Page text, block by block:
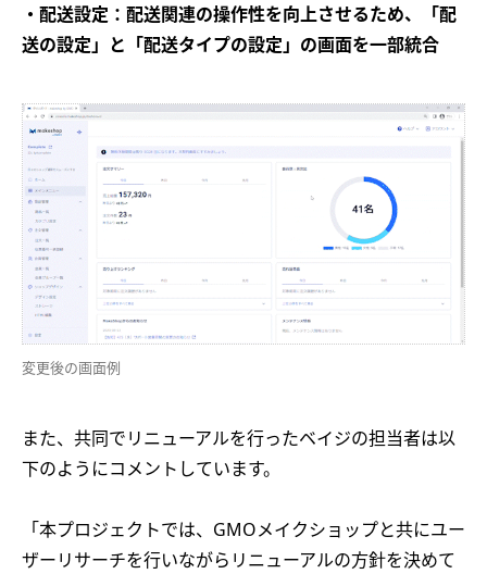
・配送設定：配送関連の操作性を向上させるため、「配
送の設定」と「配送タイプの設定」の画面を一部統合
変更後の画面例
また、共同でリニューアルを行ったベイジの担当者は以
下のようにコメントしています。
「本プロジェクトでは、GMOメイクショップと共にユー
ザーリサーチを行いながらリニューアルの方針を決めて